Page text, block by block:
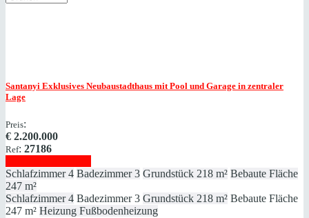
Santanyi Exklusives Neubaustadthaus mit Pool und Garage in zentraler
Lage
Preis:
€ 2.200.000
Ref: 27186
Schlafzimmer 4 Badezimmer 3 Grundstück 218 m² Bebaute Fläche
247 m²
Schlafzimmer 4 Badezimmer 3 Grundstück 218 m² Bebaute Fläche
247 m² Heizung Fußbodenheizung